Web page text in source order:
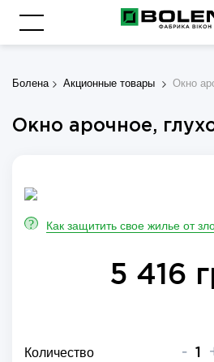
Болена Акционные товары Окно
Окно арочное,
? Как защитить свое жилье от
5 416
Количество -